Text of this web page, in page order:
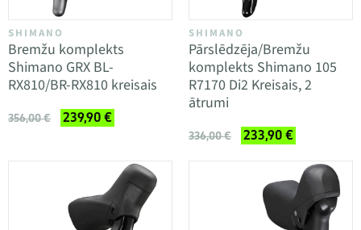
SHIMANO
Bremžu komplekts
Shimano GRX BL-
RX810/BR-RX810 kreisais
356,00 € 239,90 €
SHIMANO
Pārslēdzēja/Bremžu
komplekts Shimano 105
R7170 Di2 Kreisais, 2
ātrumi
336,00 € 233,90 €